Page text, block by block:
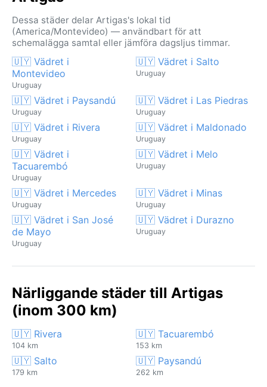
Dessa städer delar Artigas's lokal tid
(America/Montevideo) — användbart för att
schemalägga samtal eller jämföra dagsljus timmar.
🇺🇾 Vädret i
Montevideo
Uruguay
🇺🇾 Vädret i Salto
Uruguay
🇺🇾 Vädret i Paysandú
Uruguay
🇺🇾 Vädret i Las Piedras
Uruguay
🇺🇾 Vädret i Rivera
Uruguay
🇺🇾 Vädret i Maldonado
Uruguay
🇺🇾 Vädret i
Tacuarembó
Uruguay
🇺🇾 Vädret i Melo
Uruguay
🇺🇾 Vädret i Mercedes
Uruguay
🇺🇾 Vädret i Minas
Uruguay
🇺🇾 Vädret i San José
de Mayo
Uruguay
🇺🇾 Vädret i Durazno
Uruguay
Närliggande städer till Artigas
(inom 300 km)
🇺🇾 Rivera
104 km
🇺🇾 Tacuarembó
153 km
🇺🇾 Salto
179 km
🇺🇾 Paysandú
262 km